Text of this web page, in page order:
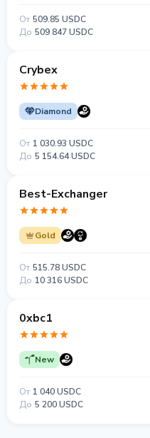
От 509.85 USDC
До 509 847 USDC
Crybex
Diamond
От 1 030.93 USDC
До 5 154.64 USDC
Best-Exchanger
Gold
От 515.78 USDC
До 10 316 USDC
0xbc1
New
От 1 040 USDC
До 5 200 USDC